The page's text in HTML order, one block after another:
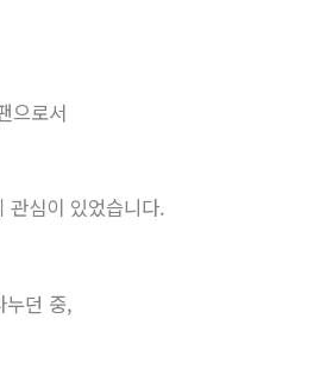
으로서
관심이 있었습니다.
누던 중,